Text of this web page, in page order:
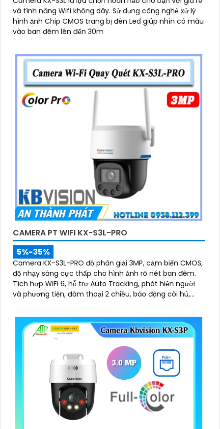
và tính năng Wifi không dây. Sử dụng công nghệ xử lý
hình ảnh Chip CMOS trang bị đèn Led giúp nhìn có màu
vào ban đêm lên đến 30m
CAMERA PT WIFI KX-S3L-PRO
5%-35%
Camera KX-S3L-PRO độ phân giải 3MP, cảm biến CMOS,
độ nhạy sáng cực thấp cho hình ảnh rõ nét ban đêm.
Tích hợp WiFi 6, hỗ trợ Auto Tracking, phát hiện người
và phương tiện, đàm thoại 2 chiều, báo động còi hú,